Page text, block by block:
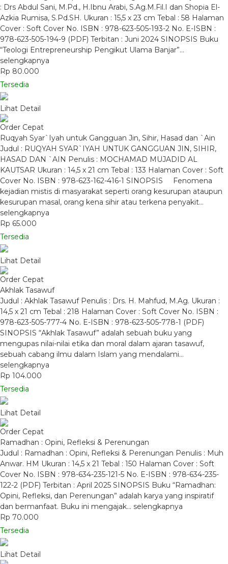
: Drs Abdul Sani, M.Pd., H.Ibnu Arabi, S.Ag.M.Fil.I dan Shopia El-
Azkia Rumisa, S.Pd.SH. Ukuran : 15,5 x 23 cm Tebal : 58 Halaman
Cover : Soft Cover No. ISBN : 978-623-505-193-2 No. E-ISBN :
978-623-505-194-9 (PDF) Terbitan : Juni 2024 SINOPSIS Buku
“Teologi Entrepreneurship Pengikut Ulama Banjar”…
selengkapnya
Rp 80.000
Tersedia
Lihat Detail
Order Cepat
Ruqyah Syar`Iyah untuk Gangguan Jin, Sihir, Hasad dan `Ain
Judul : RUQYAH SYAR`IYAH UNTUK GANGGUAN JIN, SIHIR,
HASAD DAN `AIN Penulis : MOCHAMAD MUJADID AL
KAUTSAR Ukuran : 14,5 x 21 cm Tebal : 133 Halaman Cover : Soft
Cover No. ISBN : 978-623-162-416-1 SINOPSIS Fenomena
kejadian mistis di masyarakat seperti orang kesurupan ataupun
kesurupan masal, orang kena sihir atau terkena penyakit…
selengkapnya
Rp 65.000
Tersedia
Lihat Detail
Order Cepat
Akhlak Tasawuf
Judul : Akhlak Tasawuf Penulis : Drs. H. Mahfud, M.Ag. Ukuran :
14,5 x 21 cm Tebal : 218 Halaman Cover : Soft Cover No. ISBN :
978-623-505-777-4 No. E-ISBN : 978-623-505-778-1 (PDF)
SINOPSIS “Akhlak Tasawuf” adalah sebuah buku yang
mengupas nilai-nilai etika dan moral dalam ajaran tasawuf,
sebuah cabang ilmu dalam Islam yang mendalami…
selengkapnya
Rp 104.000
Tersedia
Lihat Detail
Order Cepat
Ramadhan : Opini, Refleksi & Perenungan
Judul : Ramadhan : Opini, Refleksi & Perenungan Penulis : Muh
Anwar. HM Ukuran : 14,5 x 21 Tebal : 150 Halaman Cover : Soft
Cover No. ISBN : 978-634-235-121-5 No. E-ISBN : 978-634-235-
122-2 (PDF) Terbitan : April 2025 SINOPSIS Buku “Ramadhan:
Opini, Refleksi, dan Perenungan” adalah karya yang inspiratif
dan bermanfaat. Buku ini mengajak… selengkapnya
Rp 70.000
Tersedia
Lihat Detail